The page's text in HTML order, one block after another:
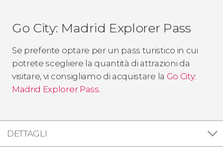
Go City: Madrid Explorer Pass
Se preferite optare per un pass turistico in cui
potrete scegliere la quantità di attrazioni da
visitare, vi consigliamo di acquistare la Go City:
Madrid Explorer Pass.
DETTAGLI